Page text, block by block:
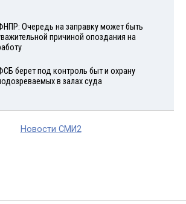
Очередь на заправку может быть
причиной опоздания на
берет под контроль быт и охрану
в залах суда
Новости СМИ2